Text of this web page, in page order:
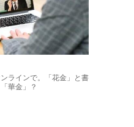
ラインで。「花金」と書
華金」？